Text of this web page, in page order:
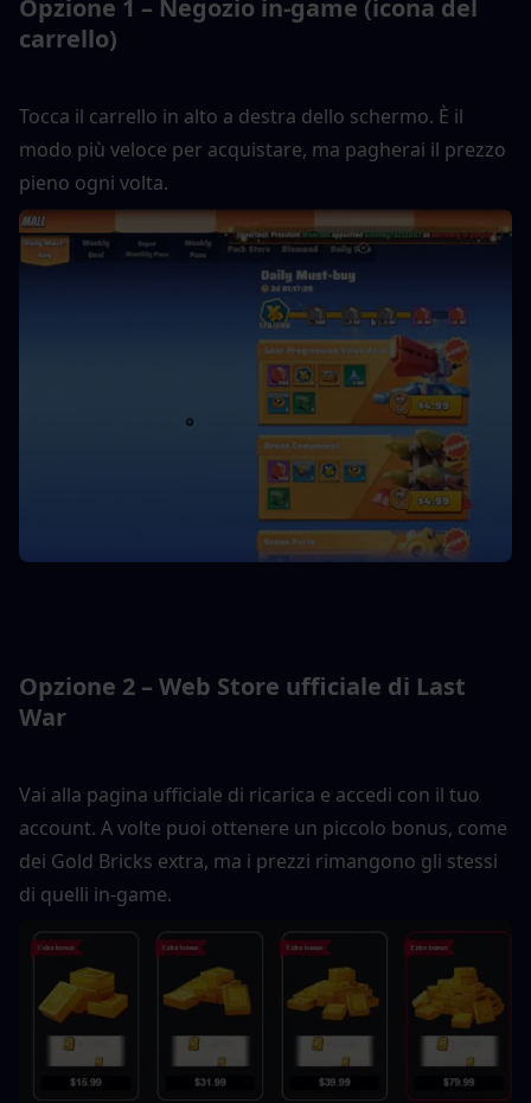
Opzione 1 – Negozio in-game (icona del
carrello)
Tocca il carrello in alto a destra dello schermo. È il
modo più veloce per acquistare, ma pagherai il prezzo
pieno ogni volta.
Opzione 2 – Web Store ufficiale di Last
War
Vai alla pagina ufficiale di ricarica e accedi con il tuo
account. A volte puoi ottenere un piccolo bonus, come
dei Gold Bricks extra, ma i prezzi rimangono gli stessi
di quelli in-game.